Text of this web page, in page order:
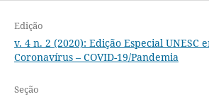
Edição
v. 4 n. 2 (2020): Edição Especial UNESC
Coronavírus – COVID-19/Pandemia
Seção